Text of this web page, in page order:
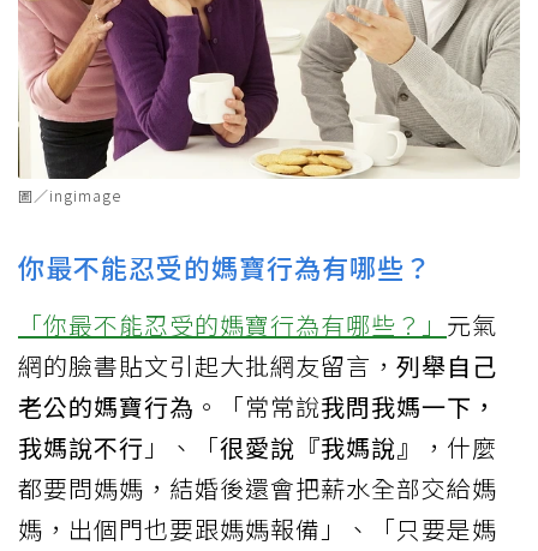
圖／ingimage
你最不能忍受的媽寶行為有哪些？
「你最不能忍受的媽寶行為有哪些？」 元氣
網的臉書貼文引起大批網友留言， 列舉自己
老公的媽寶行為 。「常常說我問我媽一下，
我媽說不行 」、「很愛說『我媽說』
，什麼
都要問媽媽，結婚後還會把薪水全部交給媽
媽，出個門也要跟媽媽報備」、「只要是媽